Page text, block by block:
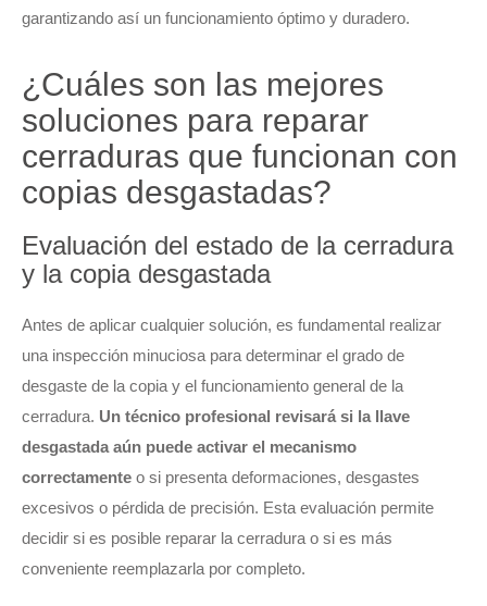
garantizando así un funcionamiento óptimo y duradero.
¿Cuáles son las mejores
soluciones para reparar
cerraduras que funcionan con
copias desgastadas?
Evaluación del estado de la cerradura
y la copia desgastada
Antes de aplicar cualquier solución, es fundamental realizar
una inspección minuciosa para determinar el grado de
desgaste de la copia y el funcionamiento general de la
cerradura. Un técnico profesional revisará si la llave
desgastada aún puede activar el mecanismo
correctamente o si presenta deformaciones, desgastes
excesivos o pérdida de precisión. Esta evaluación permite
decidir si es posible reparar la cerradura o si es más
conveniente reemplazarla por completo.